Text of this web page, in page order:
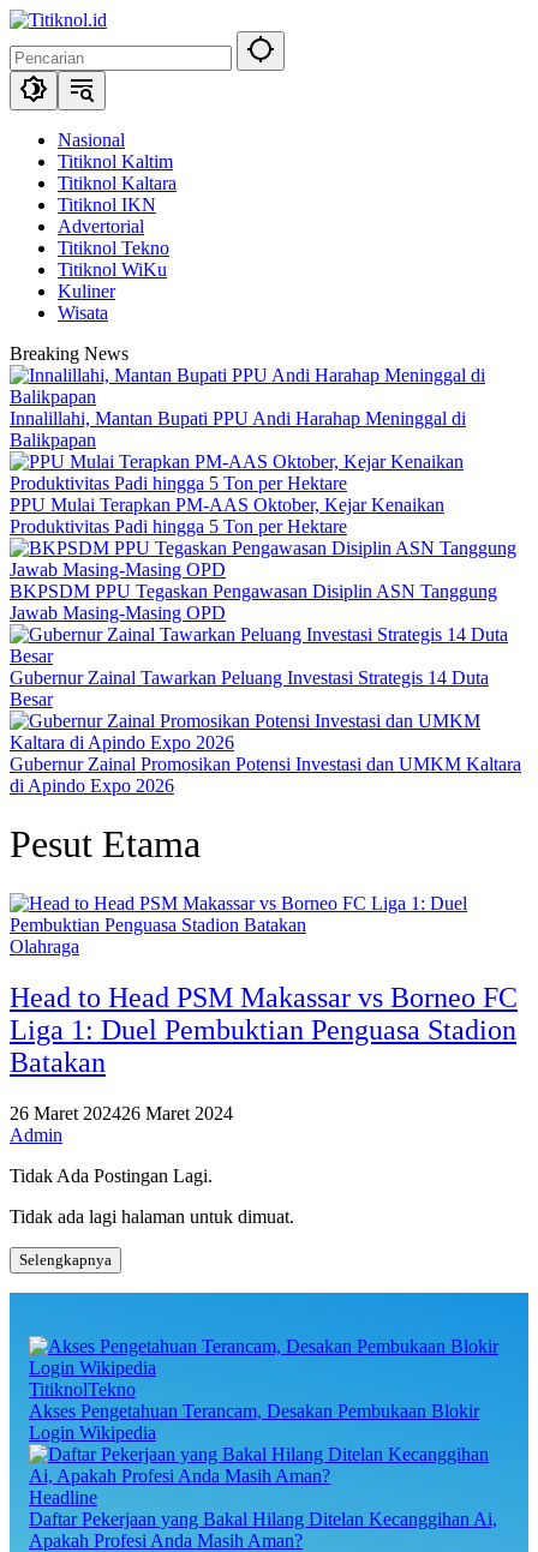
Langsung
konten
Nasional
Titiknol Kaltim
Titiknol Kaltara
Titiknol IKN
Advertorial
Titiknol Tekno
Titiknol WiKu
Kuliner
Wisata
Breaking News
Innalillahi, Mantan Bupati PPU Andi Harahap Meninggal di
Balikpapan
PPU Mulai Terapkan PM-AAS Oktober, Kejar Kenaikan
Produktivitas Padi hingga 5 Ton per Hektare
BKPSDM PPU Tegaskan Pengawasan Disiplin ASN Tanggung
Jawab Masing-Masing OPD
Gubernur Zainal Tawarkan Peluang Investasi Strategis 14 Duta
Besar
Gubernur Zainal Promosikan Potensi Investasi dan UMKM Kaltara
di Apindo Expo 2026
Pesut Etama
Olahraga
Head to Head PSM Makassar vs Borneo FC
Liga 1: Duel Pembuktian Penguasa Stadion
Batakan
26 Maret 202426 Maret 2024
Admin
Tidak Ada Postingan Lagi.
Tidak ada lagi halaman untuk dimuat.
Selengkapnya
TitiknolTekno
Akses Pengetahuan Terancam, Desakan Pembukaan Blokir
Login Wikipedia
Headline
Daftar Pekerjaan yang Bakal Hilang Ditelan Kecanggihan Ai,
Apakah Profesi Anda Masih Aman?